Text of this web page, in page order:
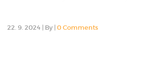
22. 9. 2024 | By | 0 Comments